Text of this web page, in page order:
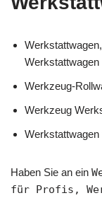
Werkzeug-
Werkzeug
Haben Sie an ein
für Profis,